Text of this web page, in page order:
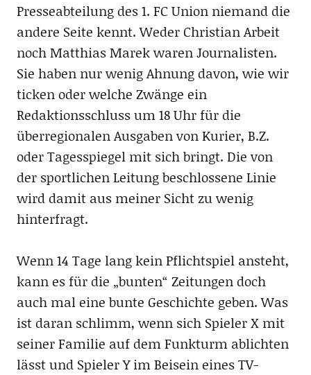
Presseabteilung des 1. FC Union niemand die
andere Seite kennt. Weder Christian Arbeit
noch Matthias Marek waren Journalisten.
Sie haben nur wenig Ahnung davon, wie wir
ticken oder welche Zwänge ein
Redaktionsschluss um 18 Uhr für die
überregionalen Ausgaben von Kurier, B.Z.
oder Tagesspiegel mit sich bringt. Die von
der sportlichen Leitung beschlossene Linie
wird damit aus meiner Sicht zu wenig
hinterfragt.
Wenn 14 Tage lang kein Pflichtspiel ansteht,
kann es für die „bunten“ Zeitungen doch
auch mal eine bunte Geschichte geben. Was
ist daran schlimm, wenn sich Spieler X mit
seiner Familie auf dem Funkturm ablichten
lässt und Spieler Y im Beisein eines TV-